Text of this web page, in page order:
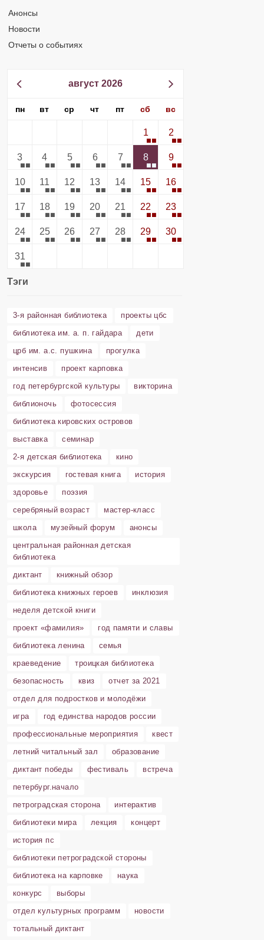
Анонсы
Новости
Отчеты о событиях
август 2026
пн вт ср чт пт сб вс
1 2
3 4 5 6 7 8 9
10 11 12 13 14 15 16
17 18 19 20 21 22 23
24 25 26 27 28 29 30
31
Тэги
3-я районная библиотека
проекты цбс
библиотека им. а. п. гайдара
дети
црб им. а.с. пушкина
прогулка
интенсив
проект карповка
год петербургской культуры
викторина
библионочь
фотосессия
библиотека кировских островов
выставка
семинар
2-я детская библиотека
кино
экскурсия
гостевая книга
история
здоровье
поэзия
серебряный возраст
мастер-класс
школа
музейный форум
анонсы
центральная районная детская
библиотека
диктант
книжный обзор
библиотека книжных героев
инклюзия
неделя детской книги
проект «фамилия»
год памяти и славы
библиотека ленина
семья
краеведение
троицкая библиотека
безопасность
квиз
отчет за 2021
отдел для подростков и молодёжи
игра
год единства народов россии
профессиональные мероприятия
квест
летний читальный зал
образование
диктант победы
фестиваль
встреча
петербург.начало
петроградская сторона
интерактив
библиотеки мира
лекция
концерт
история пс
библиотеки петроградской стороны
библиотека на карповке
наука
конкурс
выборы
отдел культурных программ
новости
тотальный диктант